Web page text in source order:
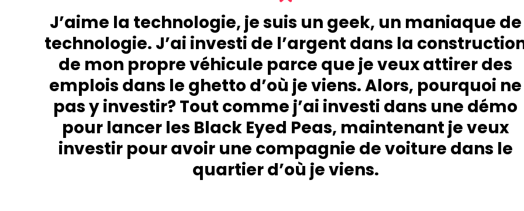
J’aime la technologie, je suis un geek, un maniaque de
technologie. J’ai investi de l’argent dans la
de mon propre véhicule parce que je veux attirer des
emplois dans le ghetto d’où je viens. Alors, pourquoi ne
pas y investir? Tout comme j’ai investi dans une démo
pour lancer les Black Eyed Peas, maintenant je veux
investir pour avoir une compagnie de voiture dans le
quartier d’où je viens.